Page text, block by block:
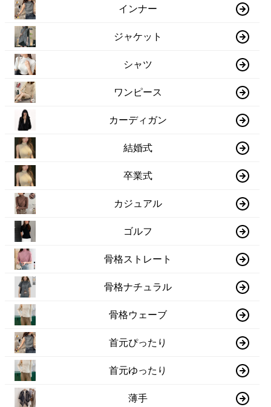
インナー
ジャケット
シャツ
ワンピース
カーディガン
結婚式
卒業式
カジュアル
ゴルフ
骨格ストレート
骨格ナチュラル
骨格ウェーブ
首元ぴったり
首元ゆったり
薄手